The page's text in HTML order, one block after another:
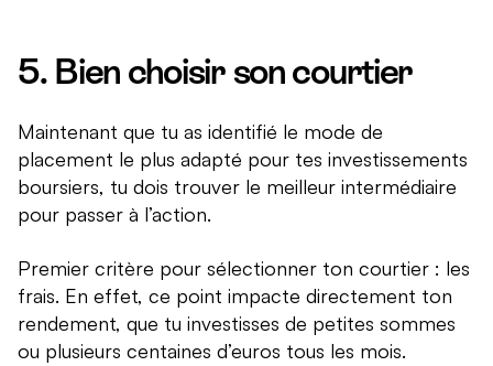
5. Bien choisir son courtier
Maintenant que tu as identifié le mode de
placement le plus adapté pour tes investissements
boursiers, tu dois trouver le meilleur intermédiaire
pour passer à l’action.
Premier critère pour sélectionner ton courtier : les
frais. En effet, ce point impacte directement ton
rendement, que tu investisses de petites sommes
ou plusieurs centaines d’euros tous les mois.